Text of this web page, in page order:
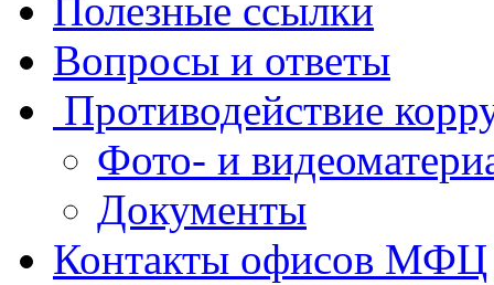
Полезные ссылки
Вопросы и ответы
Противодействие
Фото- и
Документы
Контакты офисов МФЦ